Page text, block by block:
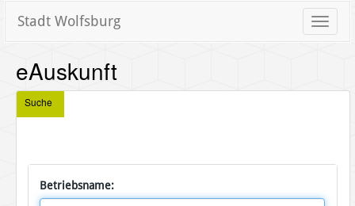
Toggle
Stadt Wolfsburg
eAuskunft
Suche
Betriebsname: